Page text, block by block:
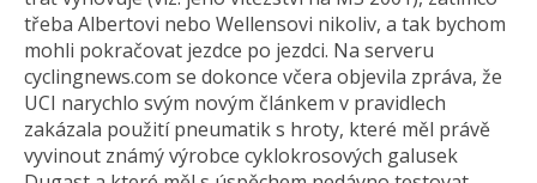
třeba Albertovi nebo Wellensovi nikoliv, a tak bychom
mohli pokračovat jezdce po jezdci. Na serveru
cyclingnews.com se dokonce včera objevila zpráva, že
UCI narychlo svým novým článkem v pravidlech
zakázala použití pneumatik s hroty, které měl právě
vyvinout známý výrobce cyklokrosových galusek